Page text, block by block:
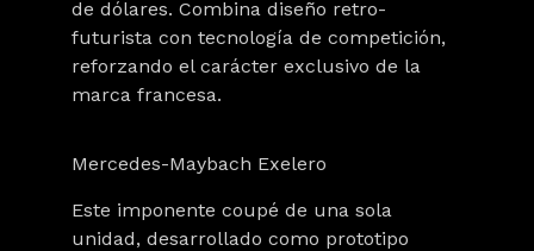
de dólares. Combina diseño retro-
futurista con tecnología de competición,
reforzando el carácter exclusivo de la
marca francesa.
Mercedes-Maybach Exelero
Este imponente coupé de una sola
unidad, desarrollado como prototipo